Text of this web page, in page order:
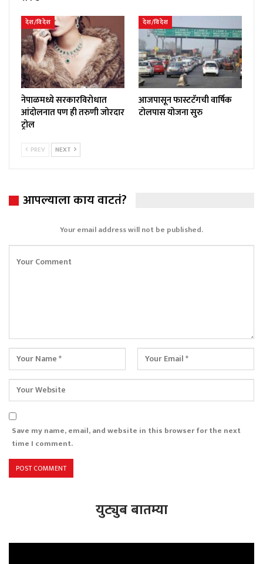
देश/विदेश
नेपाळमध्ये सरकारविरोधात
आंदोलनात पण ही तरुणी जोरदार
ट्रोल
देश/विदेश
आजपासून फास्टटॅगची वार्षिक
टोलपास योजना सुरु
PREV NEXT
आपल्याला काय वाटतं?
Your email address will not be published.
Save my name, email, and website in this browser for the next
time I comment.
युट्युब बातम्या